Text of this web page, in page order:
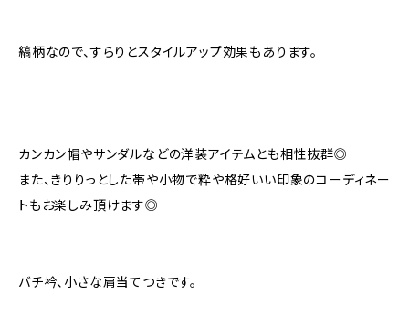
縞柄なので、すらりとスタイルアップ効果もあります。
カンカン帽やサンダルなどの洋装アイテムとも相性抜群◎
また、きりりっとした帯や小物で粋や格好いい印象のコーディネー
トもお楽しみ頂けます◎
バチ衿、小さな肩当てつきです。